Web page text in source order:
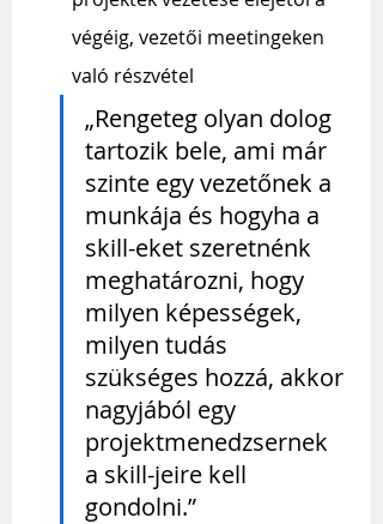
végéig, vezetői meetingeken
való részvétel
„Rengeteg olyan dolog
tartozik bele, ami már
szinte egy vezetőnek a
munkája és hogyha a
skill-eket szeretnénk
meghatározni, hogy
milyen képességek,
milyen tudás
szükséges hozzá, akkor
nagyjából egy
projektmenedzsernek
a skill-jeire kell
gondolni.”